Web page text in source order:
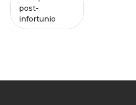
post-
infortunio